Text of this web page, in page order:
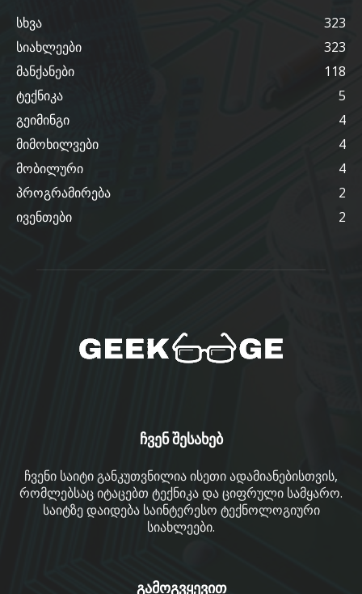
სხვა
323
სიახლეები
323
მანქანები
118
ტექნიკა
5
გეიმინგი
4
მიმოხილვები
4
მობილური
4
პროგრამირება
2
ივენთები
2
ჩვენ შესახებ
ჩვენი საიტი განკუთვნილია ისეთი ადამიანებისთვის,
რომლებსაც იტაცებთ ტექნიკა და ციფრული სამყარო.
საიტზე დაიდება საინტერესო ტექნოლოგიური
სიახლეები.
გამოგვყევით